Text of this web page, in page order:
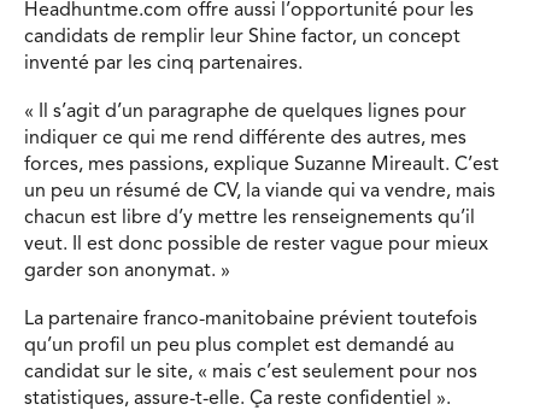
Headhuntme.com offre aussi l’opportunité pour les
candidats de remplir leur Shine factor, un concept
inventé par les cinq partenaires.
« Il s’agit d’un paragraphe de quelques lignes pour
indiquer ce qui me rend différente des autres, mes
forces, mes passions, explique Suzanne Mireault. C’est
un peu un résumé de CV, la viande qui va vendre, mais
chacun est libre d’y mettre les renseignements qu’il
veut. Il est donc possible de rester vague pour mieux
garder son anonymat. »
La partenaire franco-manitobaine prévient toutefois
qu’un profil un peu plus complet est demandé au
candidat sur le site, « mais c’est seulement pour nos
statistiques, assure-t-elle. Ça reste confidentiel ».